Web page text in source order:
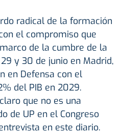
radical de la formación
el compromiso que
de la cumbre de la
y 30 de junio en Madrid,
en Defensa con el
del PIB en 2029.
que no es una
de UP en el Congreso
en este diario.